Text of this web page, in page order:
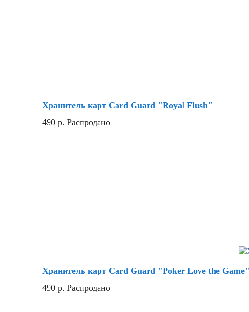
Хранитель карт Card Guard "Royal Flush"
490 р. Распродано
Хранитель карт Card Guard "Poker Love the Game"
490 р. Распродано